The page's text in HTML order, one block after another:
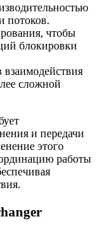
потоков.
чтобы
блокировки
взаимодействия
сложной
и передачи
этого
работы